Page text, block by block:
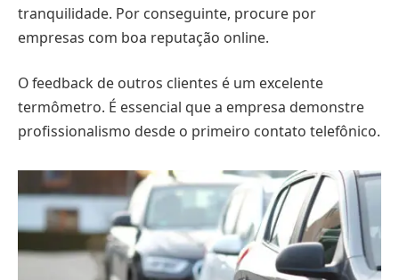
tranquilidade. Por conseguinte, procure por
empresas com boa reputação online.
O feedback de outros clientes é um excelente
termômetro. É essencial que a empresa demonstre
profissionalismo desde o primeiro contato telefônico.